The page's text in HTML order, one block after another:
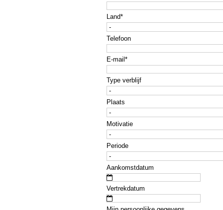
Land*
Telefoon
E-mail *
Type verblijf
Plaats
Motivatie
Periode
Aankomstdatum
Vertrekdatum